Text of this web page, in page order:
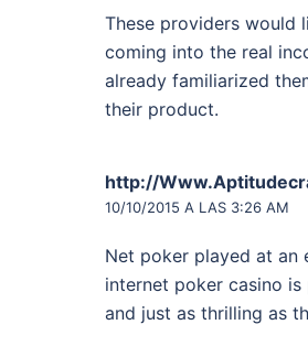
These providers would
coming into the real
already familiarized
their product.
http://
10/10/2015 A LAS 3:26 AM
Net poker played at an
internet poker casino
and just as thrilling as